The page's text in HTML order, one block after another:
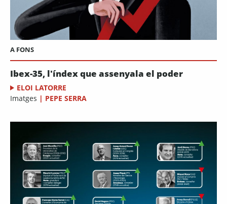
A FONS
Ibex-35, l'índex que assenyala el poder
ELOI LATORRE
Imatges | PEPE SERRA